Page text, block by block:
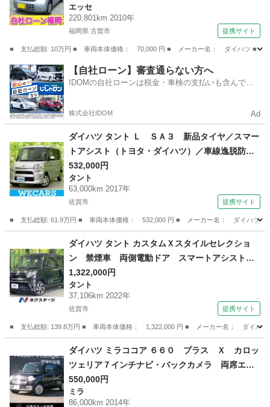
エッセ
220,801km 2010年
福岡県 古賀市 提携サイト
■ 支払総額: 10万円 ■ 車両本体価格： 70,000 円 ■ メーカー名： ダイハツ ■
福岡 古賀市 エッセ
【自社ローン】審査通らない方へ
IDOMの自社ローンは税金・車検の支払いも含んでい
株式会社IDOM Ad
ダイハツ タント Ｌ ＳＡ３ 新品タイヤ／スマー
トアシスト（トヨタ・ダイハツ）／車線逸脱防止
支援システム／横滑り防止装置／アイドリングス
トップ／キーレスエントリー／オートハイビーム
／マニュアルエアコン／取扱説明書／ユーザー買
532,000円
タント
63,000km 2017年
佐賀市 提携サイト
■ 支払総額: 61.9万円 ■ 車両本体価格： 532,000 円 ■ メーカー名： ダイハツ ■
タント
ダイハツ タント カスタムＸスタイルセレクショ
ン 禁煙車 両側電動ドア スマートアシスト
ＳＤナビ フルセグＴＶ Ｂｌｕｅｔｏｏｔｈ再
生 ドライブレコーダー ＥＴＣ バックモニタ
ー コーナーセンサー シートヒーター ＬＥＤ
ヘッド 純正１４インチＡＷ （検9.6）
1,322,000円
タント
37,106km 2022年
佐賀市 提携サイト
■ 支払総額: 139.8万円 ■ 車両本体価格： 1,322,000 円 ■ メーカー名： ダイハ
タント
ダイハツ ミラココア ６６０ プラス Ｘ カロッ
ツェリア７インチナビ・バックカメラ 両席エア
バッグ イモビ 取説記録簿 パワーウインド
キーレススタート ナビ＆ＴＶ エアＢ フルオ
550,000円
ミラ
86,000km 2014年